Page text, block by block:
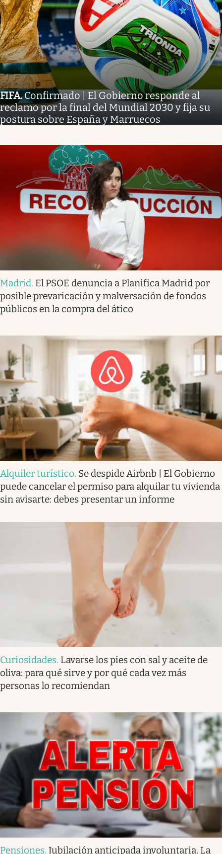
FIFA.Confirmado | El Gobierno responde al
reclamo por la final del Mundial 2030 y fija su
postura sobre España y Marruecos
Madrid. El PSOE denuncia a Planifica Madrid por
posible prevaricación y malversación de fondos
públicos en la compra del ático
Alquiler turístico. Se despide Airbnb | El Gobierno
puede cancelar el permiso para alquilar tu vivienda
sin avisarte: debes presentar un informe
Curiosidades. Lavarse los pies con sal y aceite de
oliva: para qué sirve y por qué cada vez más
personas lo recomiendan
Pensiones. Jubilación anticipada involuntaria. La